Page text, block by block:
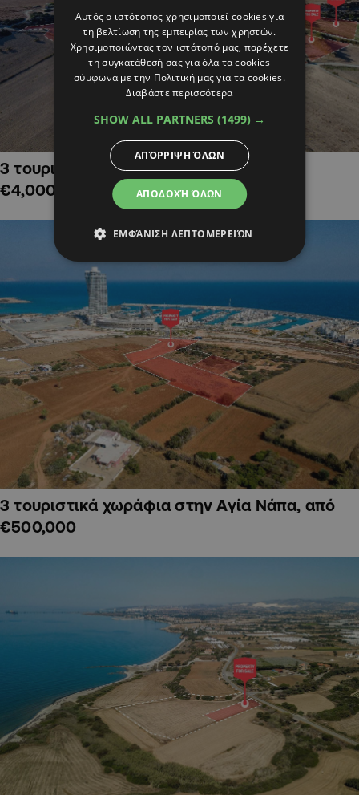
3 τουριστικά χωράφια στην Αλαμινό,
€4,000,000
3 τουριστικά χωράφια στην Αγία Νάπα, από
€500,000
Αυτός ο ιστότοπος χρησιμοποιεί cookies για
τη βελτίωση της εμπειρίας των χρηστών.
Χρησιμοποιώντας τον ιστότοπό μας, παρέχετε
τη συγκατάθεσή σας για όλα τα cookies
σύμφωνα με την Πολιτική μας για τα cookies.
Διαβάστε περισσότερα
SHOW ALL PARTNERS (1499) →
ΑΠΟΔΟΧΉ ΌΛΩΝ
ΑΠΌΡΡΙΨΗ ΌΛΩΝ
ΕΜΦΆΝΙΣΗ ΛΕΠΤΟΜΕΡΕΙΏΝ